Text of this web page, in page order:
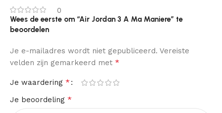
0
Wees de eerste om “Air Jordan 3 A Ma Maniere” te
beoordelen
Je e-mailadres wordt niet gepubliceerd. Vereiste
velden zijn gemarkeerd met *
Je waardering *
Je beoordeling *